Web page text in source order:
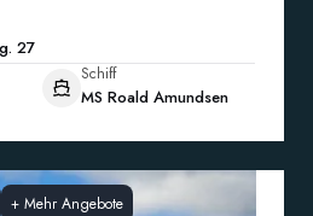
27
Schiff
MS Roald Amundsen
+ Mehr Angebote